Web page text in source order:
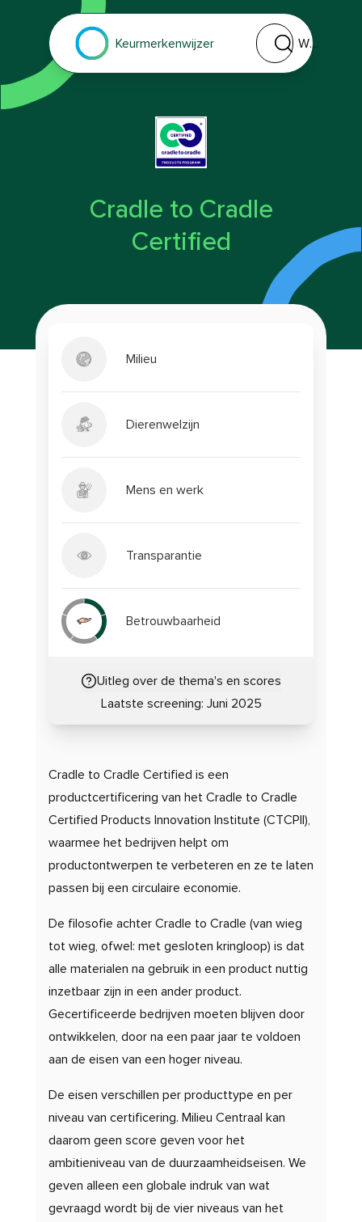
Keurmerkenwijzer
Welk keurmerk of
Cradle to Cradle
Certified
Milieu
Dierenwelzijn
Mens en werk
Transparantie
Betrouwbaarheid
Uitleg over de thema's en scores
Laatste screening: Juni 2025
Cradle to Cradle Certified is een
productcertificering van het Cradle to Cradle
Certified Products Innovation Institute (CTCPII),
waarmee het bedrijven helpt om
productontwerpen te verbeteren en ze te laten
passen bij een circulaire economie.
De filosofie achter Cradle to Cradle (van wieg
tot wieg, ofwel: met gesloten kringloop) is dat
alle materialen na gebruik in een product nuttig
inzetbaar zijn in een ander product.
Gecertificeerde bedrijven moeten blijven door
ontwikkelen, door na een paar jaar te voldoen
aan de eisen van een hoger niveau.
De eisen verschillen per producttype en per
niveau van certificering. Milieu Centraal kan
daarom geen score geven voor het
ambitieniveau van de duurzaamheidseisen. We
geven alleen een globale indruk van wat
gevraagd wordt bij de vier niveaus van het